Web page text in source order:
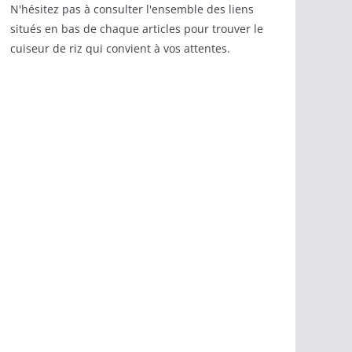
N'hésitez pas à consulter l'ensemble des liens
situés en bas de chaque articles pour trouver le
cuiseur de riz qui convient à vos attentes.